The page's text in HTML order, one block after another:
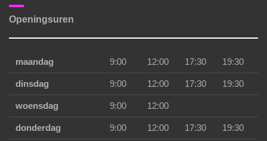
Openingsuren
maandag 9:00 12:00 17:30 19:30
dinsdag 9:00 12:00 17:30 19:30
woensdag 9:00 12:00
donderdag 9:00 12:00 17:30 19:30